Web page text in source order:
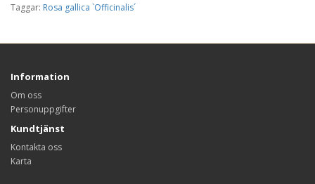
Taggar: Rosa gallica `Officinalis´
Information
Om oss
Personuppgifter
Kundtjänst
Kontakta oss
Karta